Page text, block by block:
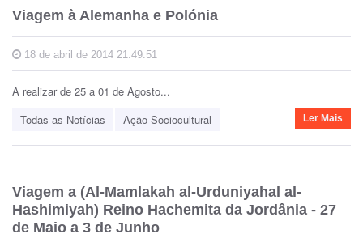
Viagem à Alemanha e Polónia
18 de abril de 2014 21:49:51
A realizar de 25 a 01 de Agosto...
Todas as Notícias
Ação Sociocultural Ler Mais
Viagem a (Al-Mamlakah al-Urduniyahal al-
Hashimiyah) Reino Hachemita da Jordânia - 27
de Maio a 3 de Junho